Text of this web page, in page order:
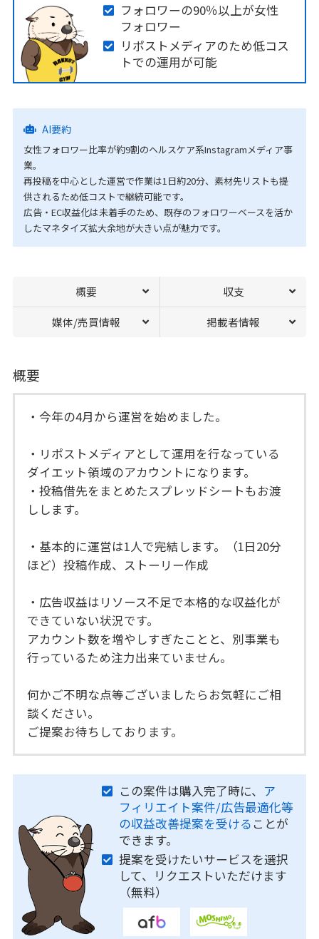
フォロワーの90％以上が女性
フォロワー
リポストメディアのため低コス
トでの運用が可能
AI要約
女性フォロワー比率が約9割のヘルスケア系Instagramメディア事
業。
再投稿を中心とした運営で作業は1日約20分、素材先リストも提
供されるため低コストで継続可能です。
広告・EC収益化は未着手のため、既存のフォロワーベースを活か
したマネタイズ拡大余地が大きい点が魅力です。
概要 収支
媒体/売買情報 掲載者情報
概要
・今年の4月から運営を始めました。
・リポストメディアとして運用を行なっている
ダイエット領域のアカウントになります。
・投稿借先をまとめたスプレッドシートもお渡
しします。
・基本的に運営は1人で完結します。（1日20分
ほど）投稿作成、ストーリー作成
・広告収益はリソース不足で本格的な収益化が
できていない状況です。
アカウント数を増やしすぎたことと、別事業も
行っているため注力出来ていません。
何かご不明な点等ございましたらお気軽にご相
談ください。
ご提案お待ちしております。
この案件は購入完了時に、 ア
フィリエイト案件/広告最適化等
の収益改善提案を受ける ことが
できます。
提案を受けたいサービスを選択
して、リクエストいただけます
（無料）